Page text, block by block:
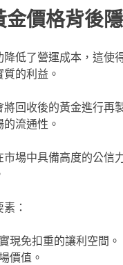
價格背後
低了營運成本，這使
的利益。
回收後的黃金進行再
流通性。
場中具備高度的公信
：
現免扣重的讓利空間。
價值。